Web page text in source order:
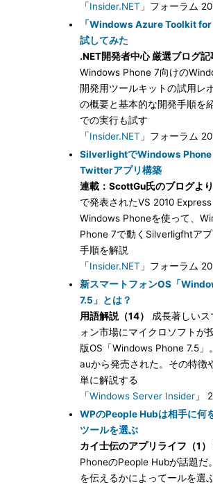
「Insider.NET 」フォーラム
「Windows Azure Toolkit for
試してみた
.NET開発者中心 厳選ブログ記
Windows Phone 7向けの
開発用ツールキットの試用レ
の概要と基本的な開発手順を
での実行も試す
「Insider.NET 」フォーラム
SilverlightでWindows Phone
Twitterアプリ構築
連載：ScottGu氏のブログより
で発表されたVS 2010
Windows Phoneを使って、
Phone 7で動くSilverligfhtア
手順を解説
「Insider.NET 」フォーラム
新スマートフォンOS「
7.5」とは？
用語解説（14）
成長著しいス
ォン市場にマイクロソフトが
版OS「Windows Phone 7.5」
auから発売された。その特徴
単に解説する
「Windows Server Insider」
WPのPeople Hubは相手に何
ツールを選ぶ
カイ士伝のアプリライフ（1）
PhoneのPeople Hubが話題だ
を伝えるかによってールを選